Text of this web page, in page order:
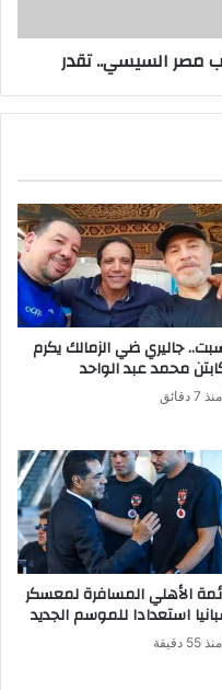
مصر السيسي.. تقدر
جاليري ضي الزمالك يكرم
محمد عبد الواحد
منذ 7 دقائق
الأهلي المسافرة لمعسكر
استعدادا للموسم الجديد
منذ 55 دقيقة